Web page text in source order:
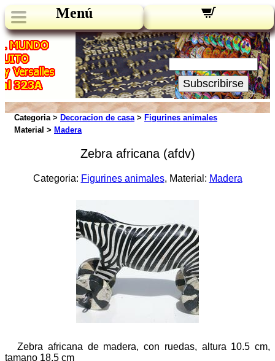
Menú
Novedades:
Su Email:
Subscribirse
Categoria > Decoracion de casa> Figurines animales
Material > Madera
Zebra africana (afdv)
Categoria: Figurines animales, Material: Madera
Zebra africana de madera, con ruedas, altura 10.5 cm,
tamano 18.5 cm